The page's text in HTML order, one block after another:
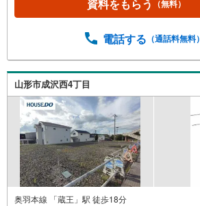
資料をもらう （無料）
電話する （通話料無料）
山形市成沢西4丁目
奥羽本線 「蔵王」駅 徒歩18分